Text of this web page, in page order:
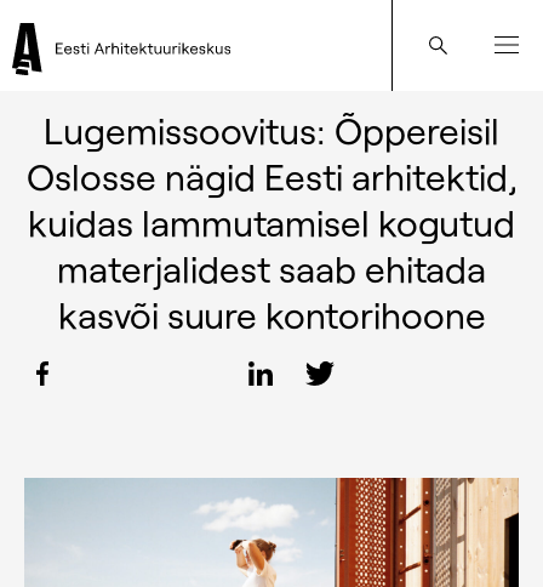
Lugemissoovitus: Õppereisil
Oslosse nägid Eesti arhitektid,
kuidas lammutamisel kogutud
materjalidest saab ehitada
kasvõi suure kontorihoone